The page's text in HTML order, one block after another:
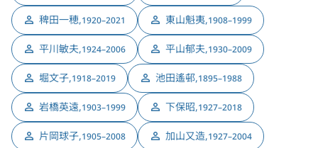
稗田一穂,1920–2021 東山魁夷,1908–1999
平川敏夫,1924–2006 平山郁夫,1930–2009
堀文子,1918–2019 池田遙邨,1895–1988
岩橋英遠,1903–1999 下保昭,1927–2018
片岡球子,1905–2008 加山又造,1927–2004